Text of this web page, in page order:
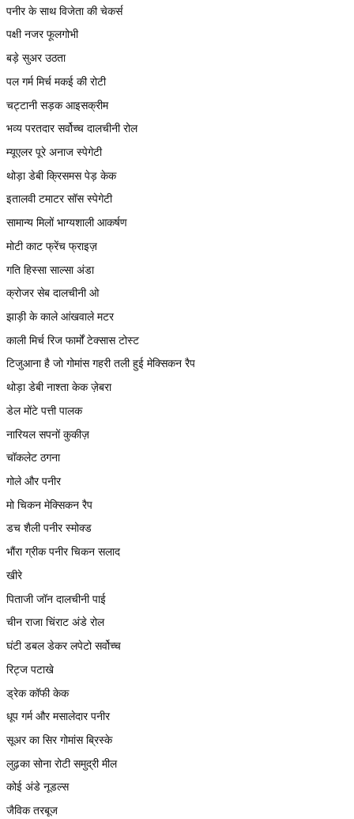
पनीर के साथ विजेता की चेकर्स
पक्षी नजर फूलगोभी
बड़े सुअर उठता
पल गर्म मिर्च मकई की रोटी
चट्टानी सड़क आइसक्रीम
भव्य परतदार सर्वोच्च दालचीनी रोल
म्यूएलर पूरे अनाज स्पेगेटी
थोड़ा डेबी क्रिसमस पेड़ केक
इतालवी टमाटर सॉस स्पेगेटी
सामान्य मिलों भाग्यशाली आकर्षण
मोटी काट फ्रेंच फ्राइज़
गति हिस्सा साल्सा अंडा
क्रोजर सेब दालचीनी ओ
झाड़ी के काले आंखवाले मटर
काली मिर्च रिज फार्मों टेक्सास टोस्ट
टिजुआना है जो गोमांस गहरी तली हुई मेक्सिकन रैप
थोड़ा डेबी नाश्ता केक ज़ेबरा
डेल मोंटे पत्ती पालक
नारियल सपनों कुकीज़
चॉकलेट ठगना
गोले और पनीर
मो चिकन मेक्सिकन रैप
डच शैली पनीर स्मोक्ड
भौंरा ग्रीक पनीर चिकन सलाद
खीरे
पिताजी जॉन दालचीनी पाई
चीन राजा चिंराट अंडे रोल
घंटी डबल डेकर लपेटो सर्वोच्च
रिट्ज पटाखे
ड्रेक कॉफी केक
धूप गर्म और मसालेदार पनीर
सूअर का सिर गोमांस ब्रिस्के
लुढ़का सोना रोटी समुद्री मील
कोई अंडे नूडल्स
जैविक तरबूज